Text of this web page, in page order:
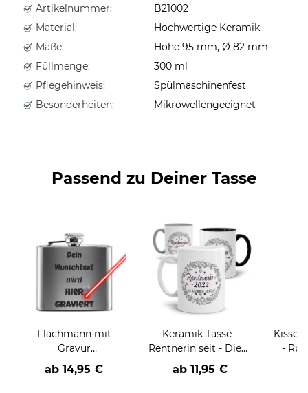
Artikelnummer:
B21002
Material:
Hochwertige Keramik
Maße:
Höhe 95 mm, Ø 82 mm
Füllmenge:
300 ml
Pflegehinweis:
Spülmaschinenfest
Besonderheiten:
Mikrowellengeeignet
Passend zu Deiner Tasse
Flachmann mit
Gravur
personalisierbar Text
in zwei Größen und
ab 14,95 €
Keramik Tasse -
Rentnerin seit - Diese
Tasse habe ich mir
verdient
ab 11,95 €
-